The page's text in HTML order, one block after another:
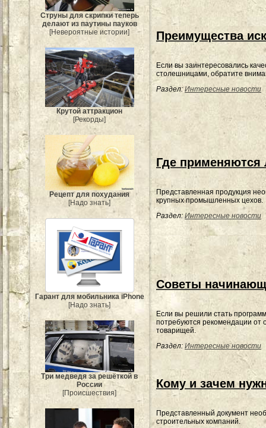
Струны для скрипки теперь
делают из паутины пауков
[Невероятные истории]
Крутой аттракцион
[Рекорды]
Рецепт для похудания
[Надо знать]
Гарант для мобильника iPhone
[Надо знать]
Три медведя за решёткой в
России
[Происшествия]
Преимущества
Если вы заинтересовались
столешницами, обратите
Раздел: Интересные новости
Где применяются
Представленная продукция
крупных промышленных цехов.
Раздел: Интересные новости
Советы
Если вы решили стать
потребуются рекомендации от
товарищей.
Раздел: Интересные новости
Кому и зачем
Представленный документ
строительных компаний.